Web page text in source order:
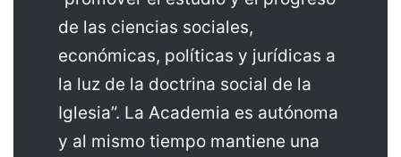
de las ciencias sociales,
económicas, políticas y jurídicas a
la luz de la doctrina social de la
Iglesia”. La Academia es autónoma
y al mismo tiempo mantiene una